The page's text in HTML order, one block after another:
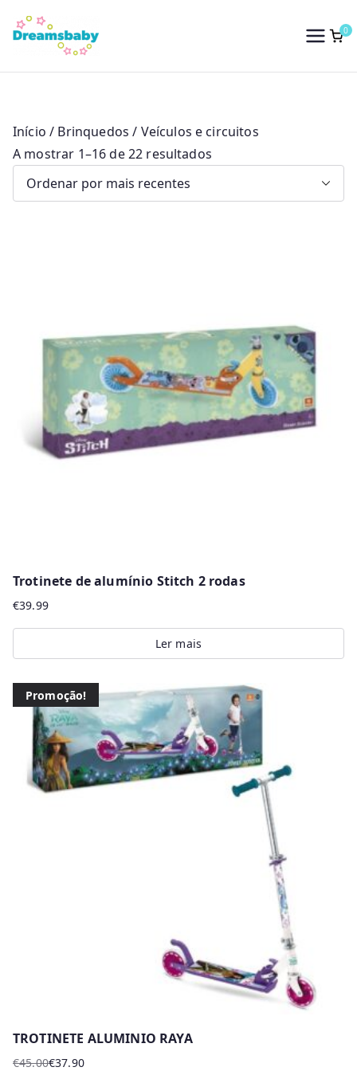
para
conteúdo
Dreams Baby
0
Início / Brinquedos / Veículos e circuitos
A mostrar 1–16 de 22 resultadosO
d
p
o
r
m
a
i
n
Trotinete de alumínio Stitch 2 rodas
€39.99
Ler mais
Promoção!
TROTINETE ALUMINIO RAYA
€45.00€37.90